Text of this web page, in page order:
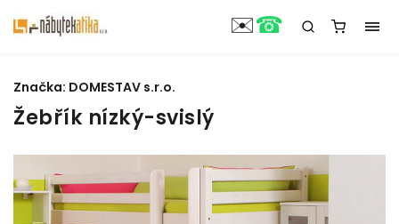
Žebřík nízký-svislý
Značka: DOMESTAV s.r.o.
✉️☎